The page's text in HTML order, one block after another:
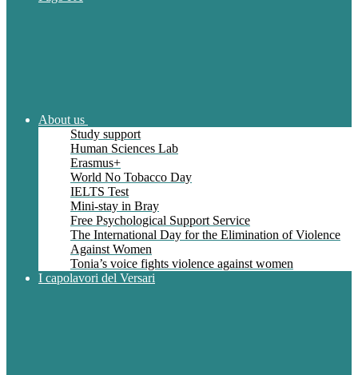
About us
Study support
Human Sciences Lab
Erasmus+
World No Tobacco Day
IELTS Test
Mini-stay in Bray
Free Psychological Support Service
The International Day for the Elimination of Violence
Against Women
Tonia’s voice fights violence against women
I capolavori del Versari